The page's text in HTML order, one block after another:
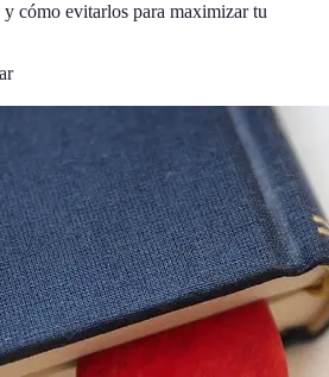
y cómo evitarlos para maximizar tu